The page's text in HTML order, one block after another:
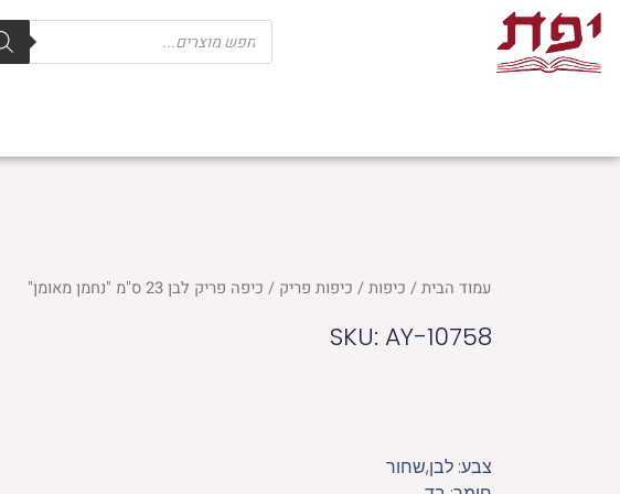
דילוג
לתוכן
Products
search
עמוד הבית/ כיפות/ כיפות פריק / כיפה פריק לבן 23 ס"מ "נחמן מאומן"
SKU: AY-10758
צבע: לבן,שחור